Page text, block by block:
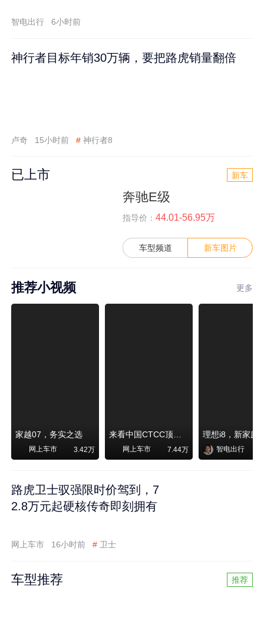
智电出行 6小时前
神行者目标年销30万辆，要把路虎销量翻倍
卢奇 15小时前 # 神行者8
已上市 新车
奔驰E级
指导价： 44.01-56.95万
车型频道 新车图片
推荐小视频 更多
家越07，务实之选
网上车市 3.42万
来看中国CTCC顶级赛事艾瑞泽8 pro赛车如何脱颖而出
网上车市 7.44万 智电出行
路虎卫士驭强限时价驾到，7
2.8万元起硬核传奇即刻拥有
网上车市 16小时前 # 卫士
车型推荐 推荐